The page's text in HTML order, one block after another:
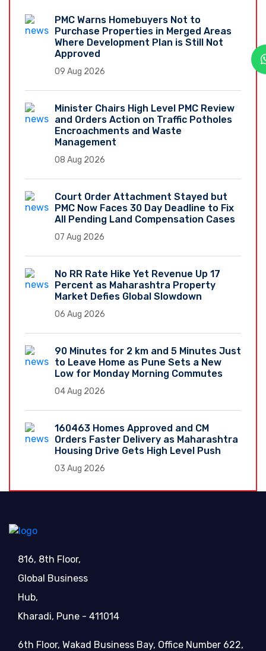
PMC Warns Homebuyers Not to
Purchase Properties in Merged Areas
Where Development Plan is Still Not
Approved
09 Aug 2026
Minister Chairs High Level PMC Review
and Orders Action on Traffic Potholes
Encroachments and Waste
Management
08 Aug 2026
Court Order Attachment Stayed but
PMC Now Faces 30 Day Deadline to Fix
All Pending Land Compensation Cases
07 Aug 2026
No RR Rate Hike Yet Revenue Up 17
Percent as Maharashtra Property
Market Defies Global Slowdown
06 Aug 2026
90 Minutes for 2 km and 5 Minutes Just
to Leave Home as Pune Sets a New
Low for Monday Morning Commutes
04 Aug 2026
160463 Homes Approved and CM
Orders Faster Delivery as Maharashtra
Housing Drive Gets High Level Push
03 Aug 2026
816, 8th Floor,
Global Business
Hub,
Kharadi, Pune - 411014
6th Floor, Wakad Business Bay, Office Number 622,